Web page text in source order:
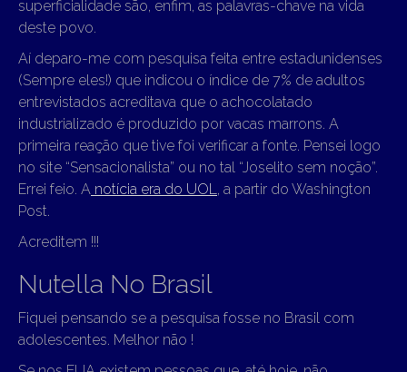
superficialidade são, enfim, as palavras-chave na vida
deste povo.
Aí deparo-me com pesquisa feita entre estadunidenses
(Sempre eles!) que indicou o índice de 7% de adultos
entrevistados acreditava que o achocolatado
industrializado é produzido por vacas marrons. A
primeira reação que tive foi verificar a fonte. Pensei logo
no site “Sensacionalista” ou no tal “Joselito sem noção”.
Errei feio. A notícia era do UOL
, a partir do Washington
Post.
Acreditem !!!
Nutella No Brasil
Fiquei pensando se a pesquisa fosse no Brasil com
adolescentes. Melhor não !